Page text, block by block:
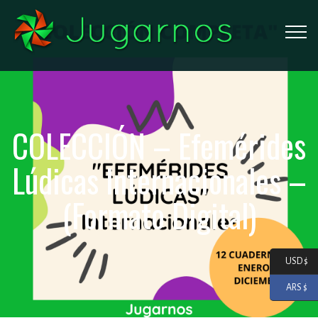
COLECCIÓN – Efemérides
Lúdicas Internacionales –
(Formato Digital)
USD $
ARS $